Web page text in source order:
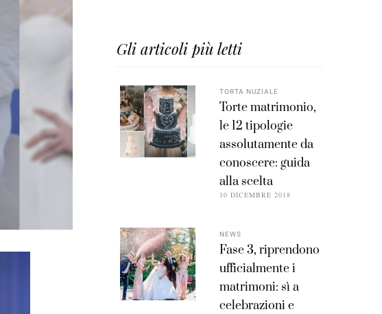
Gli articoli più letti
TORTA NUZIALE
Torte matrimonio,
le 12 tipologie
assolutamente da
conoscere: guida
alla scelta
10 DICEMBRE 2018
NEWS
Fase 3, riprendono
ufficialmente i
matrimoni: sì a
celebrazioni e